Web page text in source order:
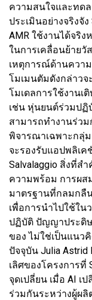
ความสนใจและทด
ประเมินอย่างจริงจั
AMR ใช้งานได้จริ
ในการเคลื่อนย้าย
เหตุการณ์ด้านควา
โมเมนตัมดังกล่าวจ
โมเดลการใช้งานเ
เช่น หุ่นยนต์ร่วมป
สามารถทำงานร่วม
พิจารณาเฉพาะกลุ่
จะรองรับแอปพลิเ
Salvalaggio สิ่งที่ส
ความพร้อม การผส
มาตรฐานที่กลมกลื
เพื่อการนำไปใช้ใ
ปฏิบัติ ปัญญาประดิ
ของ ไม่ใช่เป็นแนว
ปัจจุบัน Julia Astrid
เลิศของโครงการที่
จุดเปลี่ยน เมื่อ AI
ร่วมกันระหว่างผู้ผ